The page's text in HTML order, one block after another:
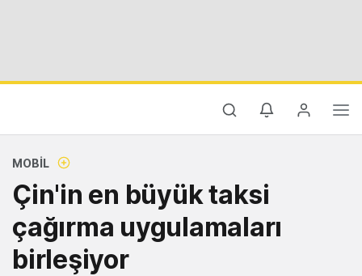
MOBIL
Çin'in en büyük taksi
çağırma uygulamaları
birleşiyor